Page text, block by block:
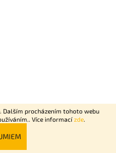
Dalším procházením tohoto webu
Více informací zde.
celé ČR do 2 dní.